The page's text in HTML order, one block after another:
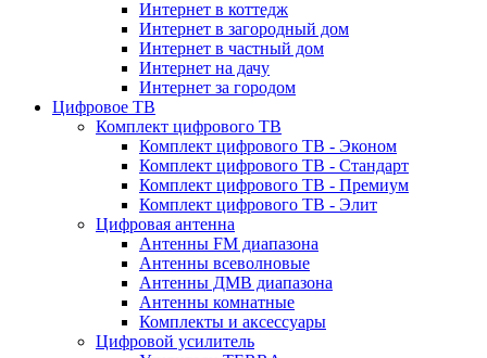
Интернет в коттедж
Интернет в загородный дом
Интернет в частный дом
Интернет на дачу
Интернет за городом
Цифровое ТВ
Комплект цифрового ТВ
Комплект цифрового ТВ - Эконом
Комплект цифрового ТВ - Стандарт
Комплект цифрового ТВ - Премиум
Комплект цифрового ТВ - Элит
Цифровая антенна
Антенны FM диапазона
Антенны всеволновые
Антенны ДМВ диапазона
Антенны комнатные
Комплекты и аксессуары
Цифровой усилитель